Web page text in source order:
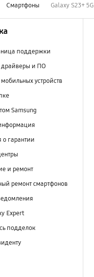
Смартфоны Galaxy S23+ 5G
поддержки
драйверы и ПО
устройств
Samsung
гарантии
и ремонт
ремонт смартфонов
Expert
подделок